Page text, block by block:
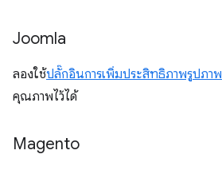
Joomla
ลองใช้ปลั๊กอินการเพิ่มประสิทธิภาพรูปภาพ
คุณภาพไว้ได้
Magento